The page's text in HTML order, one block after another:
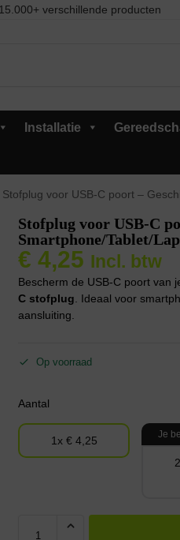
15.000+ verschillende producten
Installatie
Stofplug voor USB-C poort –
Stofplug voor USB-C
Smartphone/Tablet/
€ 4,25 Incl. btw
Bescherm de USB-C poort van
C stofplug . Ideaal voor
aansluiting.
Op voorraad
Aantal
1x € 4,25 Je